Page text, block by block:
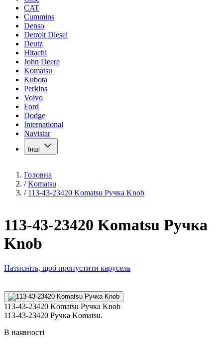
CAT
Cummins
Denso
Detroit Diesel
Deutz
Hitachi
John Deere
Komatsu
Kubota
Perkins
Volvo
Ford
Dodge
International
Navistar
Інші
Головна
/ Komatsu
/ 113-43-23420 Komatsu Ручка Knob
113-43-23420 Komatsu Ручка
Knob
Натисніть, щоб пропустити карусель
113-43-23420 Komatsu Ручка Knob
113-43-23420 Ручка Komatsu.
В наявності